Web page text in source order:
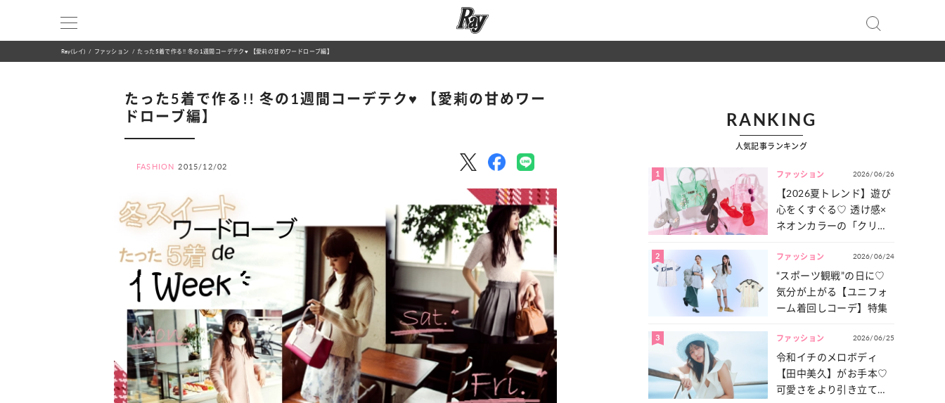
Ray(レイ) ファッション たった5着で作る!! 冬の1週間コーデテク♥ 【愛莉の甘めワードローブ編】
たった5着で作る!! 冬の1週間コーデテク♥ 【愛莉の甘めワー
ドローブ編】
FASHION 2015/12/02
RANKING
人気記事ランキング
1 ファッション 2026/06/26
【2026夏トレンド】遊び
心をくすぐる♡ 透け感×
ネオンカラーの「クリア
2 ファッション 2026/06/24
“スポーツ観戦”の日に♡
気分が上がる【ユニフォ
ーム着回しコーデ】特集
3 ファッション 2026/06/25
令和イチのメロボディ
【田中美久】がお手本♡
可愛さをより引き立てる